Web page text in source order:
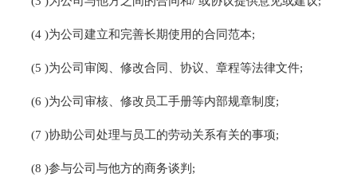
(4 )为公司建立和完善长期使用的合同范本;
(5 )为公司审阅、修改合同、协议、章程等法律文件;
(6 )为公司审核、修改员工手册等内部规章制度;
(7 )协助公司处理与员工的劳动关系有关的事项;
(8 )参与公司与他方的商务谈判;